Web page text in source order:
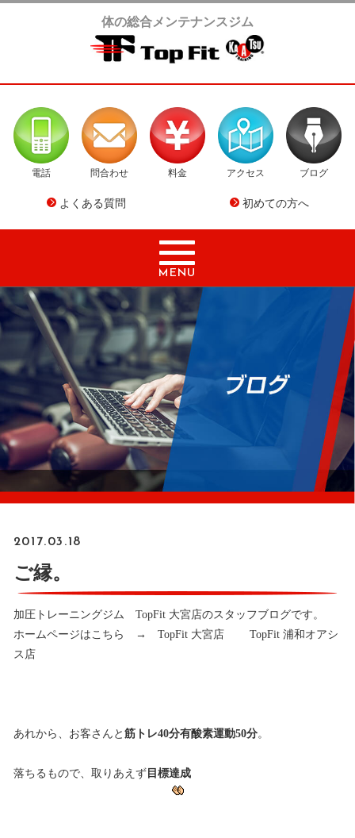
体の総合メンテナンスジム
電話 問合わせ 料金 アクセス ブログ
よくある質問 初めての方へ
MENU
2017.03.18
ご縁。
加圧トレーニングジム TopFit 大宮店のスタッフブログです。
ホームページはこちら → TopFit 大宮店
TopFit 浦和オアシ
ス店
あれから、お客さんと 筋トレ40分有酸素運動50分。
落ちるもので、取りあえず目標達成